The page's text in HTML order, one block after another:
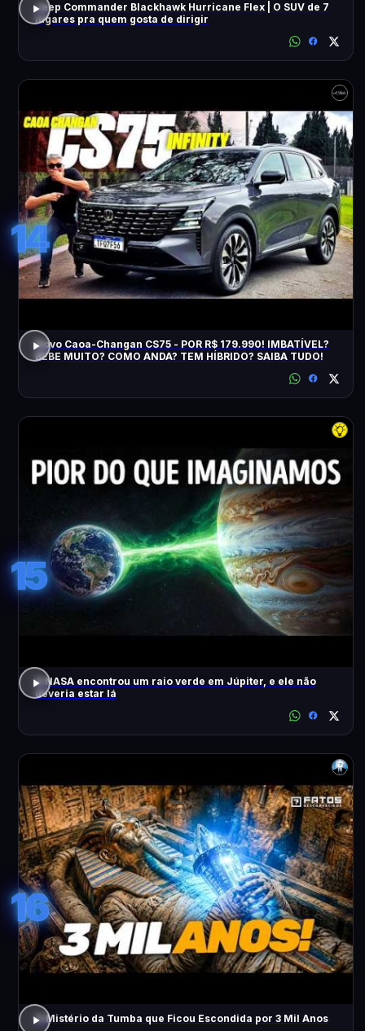
Jeep Commander Blackhawk Hurricane Flex | O SUV de 7
lugares pra quem gosta de dirigir
14
Novo Caoa-Changan CS75 - POR R$ 179.990! IMBATÍVEL?
BEBE MUITO? COMO ANDA? TEM HÍBRIDO? SAIBA TUDO!
15
A NASA encontrou um raio verde em Júpiter, e ele não
deveria estar lá
16
O Mistério da Tumba que Ficou Escondida por 3 Mil Anos